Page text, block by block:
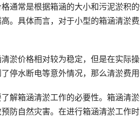
通常是根据箱涵的大小和污泥淤积
。具体而言，对于小型的箱涵清淤
淤价格相对较为稳定，但是在实际
停水断电等意外情况，那么清淤费用
解箱涵清淤工作的必要性。箱涵清
防自然灾害。在进行箱涵清淤工作